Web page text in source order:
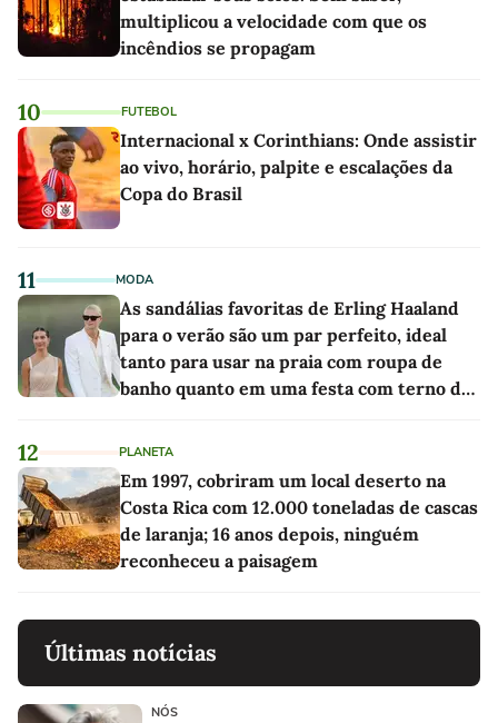
multiplicou a velocidade com que os
incêndios se propagam
10 FUTEBOL
Internacional x Corinthians: Onde assistir
ao vivo, horário, palpite e escalações da
Copa do Brasil
11 MODA
As sandálias favoritas de Erling Haaland
para o verão são um par perfeito, ideal
tanto para usar na praia com roupa de
banho quanto em uma festa com terno de
12 PLANETA
Em 1997, cobriram um local deserto na
Costa Rica com 12.000 toneladas de cascas
de laranja; 16 anos depois, ninguém
reconheceu a paisagem
Últimas notícias
NÓS